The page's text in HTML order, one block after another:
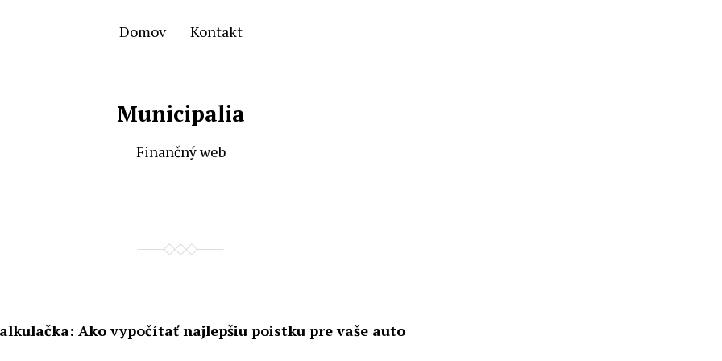
Domov Kontakt
Municipalia
Finančný web
Ako vypočítať najlepšiu poistku pre vaše auto